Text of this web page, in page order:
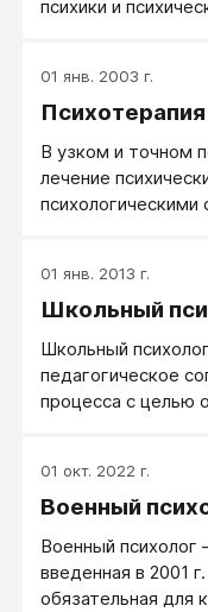
психики и
душевно здоровых
научные
01 янв. 2003 г.
Психотерапия
В узком и точном
лечение
с понятием
01 янв. 2013 г.
Школьный
Школьный
педагогическое
процесса с целью
01 окт. 2022 г.
Военный
Военный
введенная в 2001
обязательная для